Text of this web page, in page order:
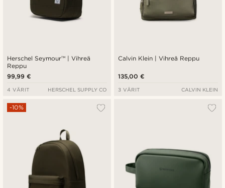
Herschel Seymour™ | Vihreä
Reppu
99,99 €
4 VÄRIT HERSCHEL SUPPLY CO
Calvin Klein | Vihreä Reppu
135,00 €
3 VÄRIT CALVIN KLEIN
-10%